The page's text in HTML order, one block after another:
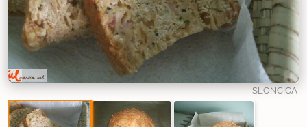
SLONCICA